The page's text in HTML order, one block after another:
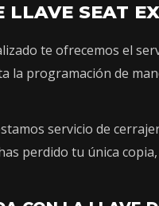
LLAVE SEAT
te ofrecemos el
la programación de
servicio de
perdido tu única